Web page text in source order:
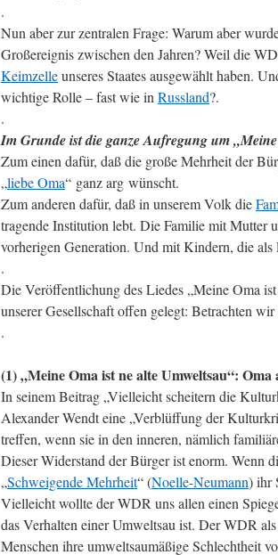
.
Nun aber zur zentralen Frage: Warum aber
Großereignis zwischen den Jahren? Weil die
Keimzelleunseres Staates ausgewählt haben.
wichtige Rolle – fast wie in Russland?.
.
Im Grunde ist die ganze Aufregung um
Zum einen dafür, daß die große Mehrheit der
„liebe Oma“ ganz arg wünscht.
Zum anderen dafür, daß in unserem Volk die
tragende Institution lebt. Die Familie mit Mutter
vorherigen Generation. Und mit Kindern, die
.
Die Veröffentlichung des Liedes „Meine Oma
unserer Gesellschaft offen gelegt: Betrachten
.
(1) „Meine Oma ist ne alte Umweltsau“:
In seinem Beitrag „Vielleicht scheitern die
Alexander Wendt eine „Verblüffung der
treffen, wenn sie in den inneren, nämlich
Dieser Widerstand der Bürger ist enorm. Wenn
„Schweigende Mehrheit“ (Noelle-Neumann) ihr
Vielleicht wollte der WDR uns allen einen
das Verhalten einer Umweltsau ist. Der WDR
Menschen ihre umweltsaumäßige Schlechtheit